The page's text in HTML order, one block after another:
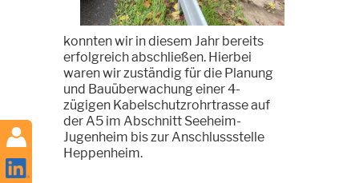
konnten wir in diesem Jahr bereits
erfolgreich abschließen. Hierbei
waren wir zuständig für die Planung
und Bauüberwachung einer 4-
zügigen Kabelschutzrohrtrasse auf
der A5 im Abschnitt Seeheim-
Jugenheim bis zur Anschlussstelle
Heppenheim.